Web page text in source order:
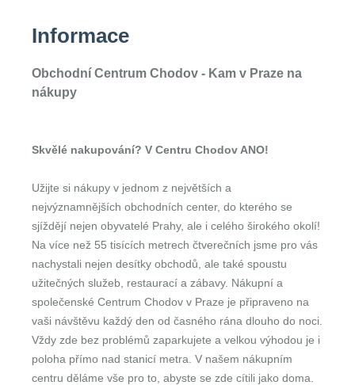
Informace
Obchodní Centrum Chodov - Kam v Praze na
nákupy
Skvělé nakupování? V Centru Chodov ANO!
Užijte si nákupy v jednom z největších a
nejvýznamnějších obchodních center, do kterého se
sjíždějí nejen obyvatelé Prahy, ale i celého širokého okolí!
Na více než 55 tisících metrech čtverečních jsme pro vás
nachystali nejen desítky obchodů, ale také spoustu
užitečných služeb, restaurací a zábavy. Nákupní a
společenské Centrum Chodov v Praze je připraveno na
vaši návštěvu každý den od časného rána dlouho do noci.
Vždy zde bez problémů zaparkujete a velkou výhodou je i
poloha přímo nad stanicí metra. V našem nákupním
centru děláme vše pro to, abyste se zde cítili jako doma.